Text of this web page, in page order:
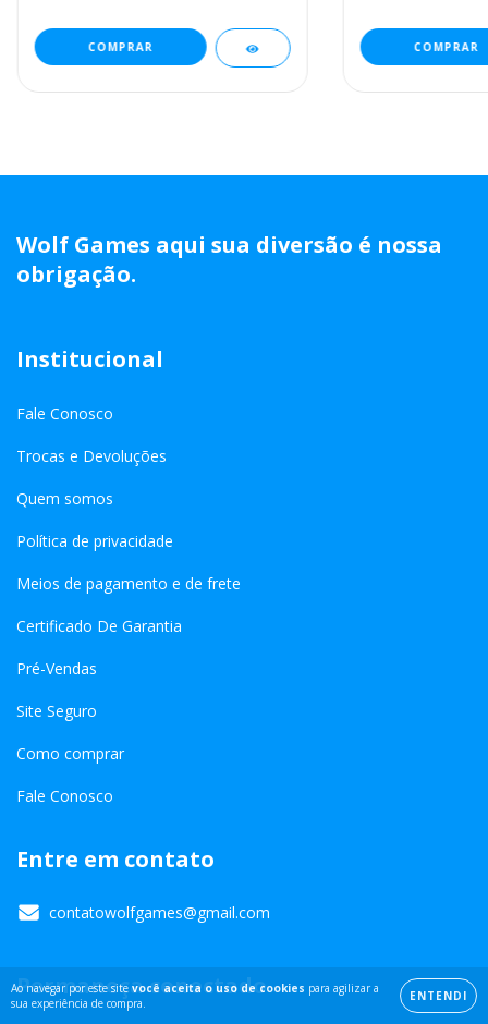
Ao navegar por este sitevocê aceita o uso de cookies para agilizar a
sua experiência de compra.
ENTENDI
COMPRAR COMPRAR
Wolf Games aqui sua diversão é nossa
obrigação.
Institucional
Fale Conosco
Trocas e Devoluções
Quem somos
Política de privacidade
Meios de pagamento e de frete
Certificado De Garantia
Pré-Vendas
Site Seguro
Como comprar
Fale Conosco
Entre em contato
contatowolfgames@gmail.com
Permaneça conectado